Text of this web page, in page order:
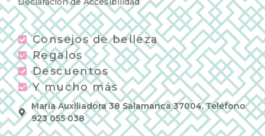
Consejos de belleza
Regalos
Descuentos
Y mucho más
Maria Auxiliadora 38 Salamanca 37004, Teléfono
923 055 038